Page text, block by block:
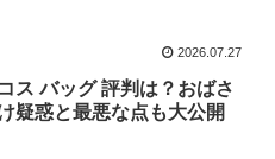
2026.07.27
ス バッグ 評判は？おばさ
疑惑と最悪な点も大公開